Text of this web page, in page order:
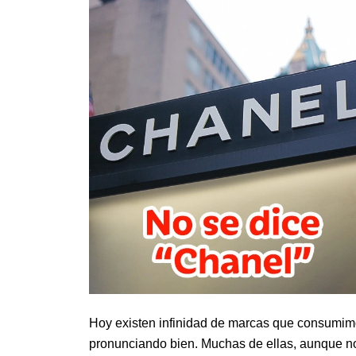
Hoy existen infinidad de marcas que
pronunciando bien. Muchas de ellas, aunque